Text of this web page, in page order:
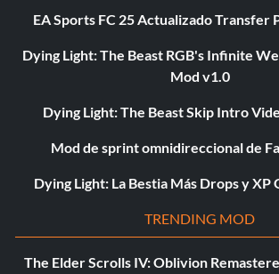
EA Sports FC 25 Actualizado Transfer
Dying Light: The Beast RGB's Infinite
Mod v1.0
Dying Light: The Beast Skip Intro
Mod de sprint omnidireccional de
Dying Light: La Bestia Más Drops y XP
TRENDING MOD
The Elder Scrolls IV: Oblivion